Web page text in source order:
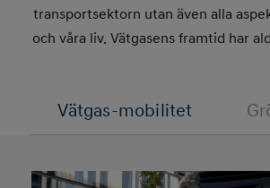
transportsektorn utan även alla
och våra liv. Vätgasens framtid har
Vätgas-mobilitet